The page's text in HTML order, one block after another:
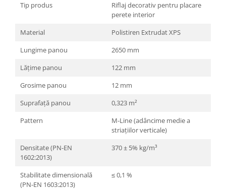
Tip produs
Riflaj decorativ pentru placare
perete interior
Material
Polistiren Extrudat XPS
Lungime panou
2650 mm
Lățime panou
122 mm
Grosime panou
12 mm
Suprafață panou
0,323 m²
Pattern
M-Line (adâncime medie a
striațiilor verticale)
Densitate (PN-EN
1602:2013)
370 ± 5% kg/m³
Stabilitate dimensională
(PN-EN 1603:2013)
≤ 0,1 %